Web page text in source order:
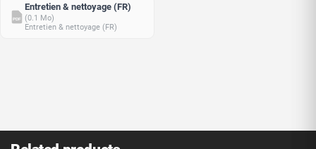
PDF
Entretien & nettoyage (FR)
(0.1 Mo)
Entretien & nettoyage (FR)